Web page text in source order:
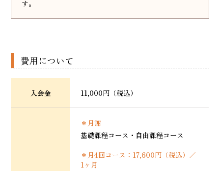
す。
費用について
入会金 11,000円（税込）
＊月謝
基礎課程コース・自由課程コース
＊月4回コース：17,600円（税込）／
1ヶ月